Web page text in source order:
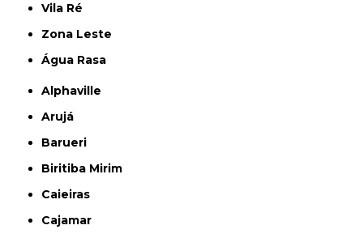
Vila Ré
Zona Leste
Água Rasa
Alphaville
Arujá
Barueri
Biritiba Mirim
Caieiras
Cajamar